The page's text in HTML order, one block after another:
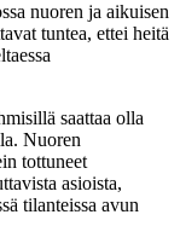
nuoren ja aikuisen
tuntea, ettei heitä
saattaa olla
Nuoren
tottuneet
asioista,
tilanteissa avun